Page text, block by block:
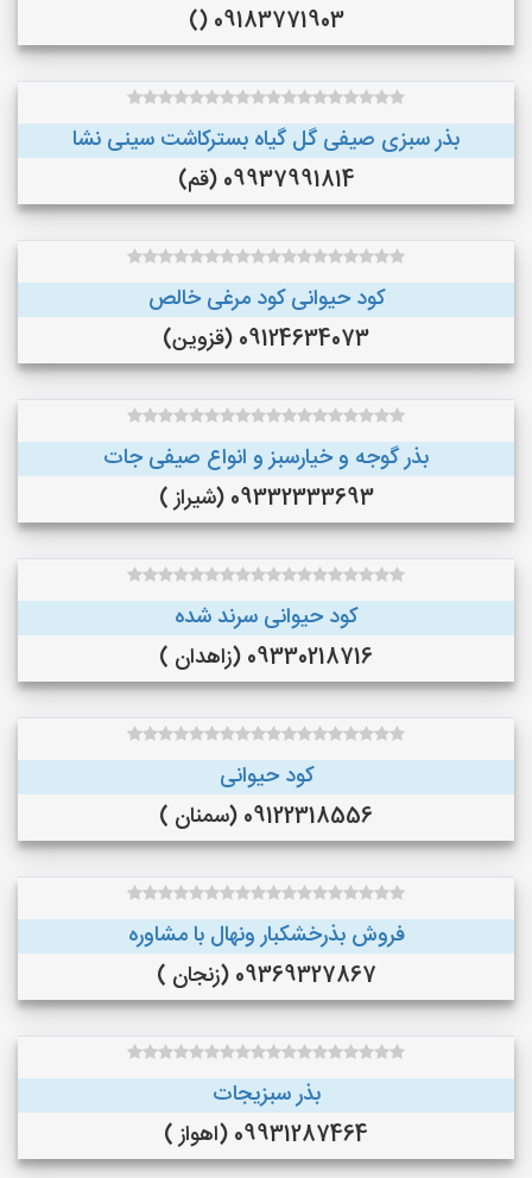
09183771903 ()
بذر سبزی صیفی گل گیاه بسترکاشت سینی نشا
09937991814 (قم)
کود حیوانی کود مرغی خالص
09124634073 (قزوین)
بذر گوجه و خیارسبز و انواع صیفی جات
09332333693 (شیراز )
کود حیوانی سرند شده
09330218716 (زاهدان )
کود حیوانی
09122318556 (سمنان )
فروش بذرخشکبار ونهال با مشاوره
09369327867 (زنجان )
بذر سبزیجات
09931287464 (اهواز )